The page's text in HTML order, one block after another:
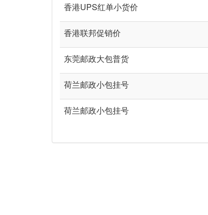
香港UPS红单小货价
香港联邦促销价
东莞邮政大包普货
荷兰邮政小包挂号
荷兰邮政小包挂号